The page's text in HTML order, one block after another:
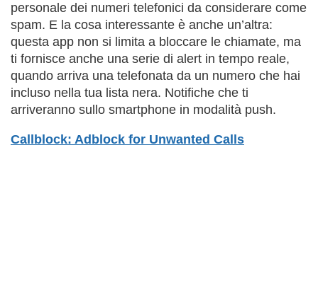
personale dei numeri telefonici da considerare come
spam. E la cosa interessante è anche un’altra:
questa app non si limita a bloccare le chiamate, ma
ti fornisce anche una serie di alert in tempo reale,
quando arriva una telefonata da un numero che hai
incluso nella tua lista nera. Notifiche che ti
arriveranno sullo smartphone in modalità push.
Callblock: Adblock for Unwanted Calls